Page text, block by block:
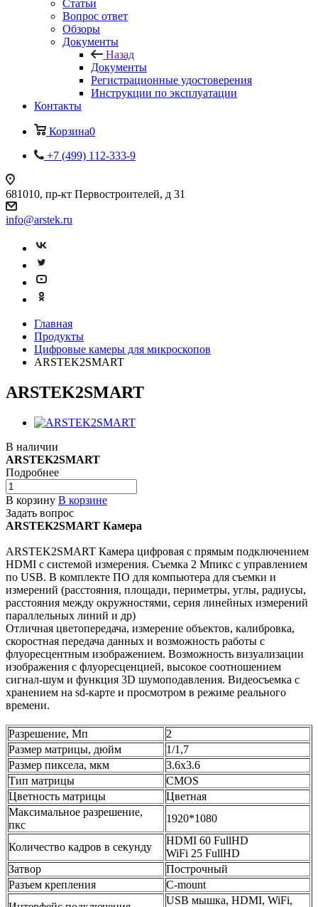
Статьи
Вопрос ответ
Обзоры
Документы
Назад
Документы
Регистрационные удостоверения
Инструкции по эксплуатации
Контакты
Корзина0
+7 (499) 112-333-9
681010, пр-кт Первостроителей, д 31
info@arstek.ru
Главная
Продукты
Цифровые камеры для микроскопов
ARSTEK2SMART
ARSTEK2SMART
В наличии
ARSTEK2SMART
Подробнее
В корзину В корзине
Задать вопрос
ARSTEK2SMART Камера
ARSTEK2SMART Камера цифровая с прямым подключением
HDMI с системой измерения. Съемка 2 Мпикс с управлением
по USB. В комплекте ПО для компьютера для съемки и
измерений (расстояния, площади, периметры, углы, радиусы,
расстояния между окружностями, серия линейных измерений
параллельных линий и др)
Отличная цветопередача, измерение объектов, калибровка,
скоростная передача данных и возможность работы с
флуоресцентным изображением. Возможность визуализации
изображения с флуоресценцией, высокое соотношением
сигнал-шум и функция 3D шумоподавления. Видеосъемка с
хранением на sd-карте и просмотром в режиме реального
времени.
Разрешение, Мп
2
Размер матрицы, дюйм
1/1,7
Размер пиксела, мкм
3.6x3.6
Тип матрицы
CMOS
Цветность матрицы
Цветная
Максимальное разрешение,
пкс
1920*1080
Количество кадров в секунду
HDMI 60 FullHD
WiFi 25 FullHD
Затвор
Построчный
Разъем крепления
C-mount
USB мышка, HDMI, WiFi,